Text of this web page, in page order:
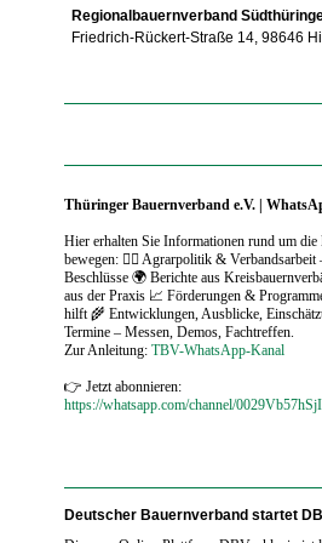
Regionalbauernverband
Friedrich-Rückert-Straße 14, 98646
Thüringer Bauernverband e.V. |
Hier erhalten Sie Informationen rund um
bewegen: 🧑‍⚖️ Agrarpolitik &
Beschlüsse 🌍 Berichte aus
aus der Praxis 📈 Förderungen &
hilft 🌾 Entwicklungen, Ausblicke,
Termine – Messen, Demos, Fachtreffen.
Zur Anleitung: TBV-WhatsApp-Kanal
👉 Jetzt abonnieren:
https://whatsapp.com/channel/
Deutscher Bauernverband startet